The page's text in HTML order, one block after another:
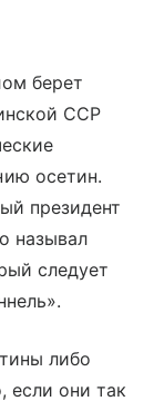
берет
ССР
осетин.
президент
называл
следует
либо
если они так